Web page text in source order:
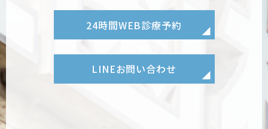
24時間WEB診療予約
LINEお問い合わせ